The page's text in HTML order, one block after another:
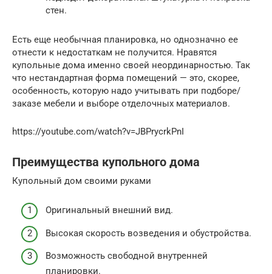
стен.
Есть еще необычная планировка, но однозначно ее
отнести к недостаткам не получится. Нравятся
купольные дома именно своей неординарностью. Так
что нестандартная форма помещений — это, скорее,
особенность, которую надо учитывать при подборе/
заказе мебели и выборе отделочных материалов.
https://youtube.com/watch?v=JBPrycrkPnI
Преимущества купольного дома
Купольный дом своими руками
Оригинальный внешний вид.
Высокая скорость возведения и обустройства.
Возможность свободной внутренней
планировки.